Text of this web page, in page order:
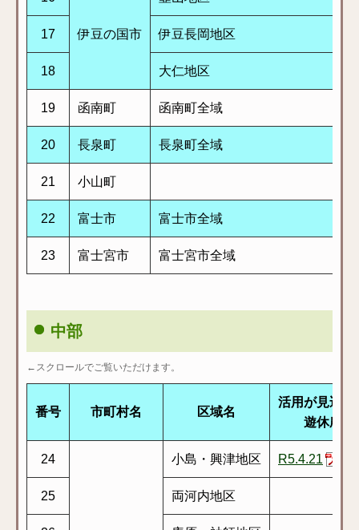
伊豆の国市
17 伊豆長岡地区
18 大仁地区
19 函南町 函南町全域
20 長泉町 長泉町全域
21 小山町
22 富士市 富士市全域
23 富士宮市 富士宮市全域
中部
←スクロールでご覧いただけます。
番号 市町村名 区域名
活用が見込ま
遊休農地
24 小島・興津地区 R5.4.21
25 両河内地区